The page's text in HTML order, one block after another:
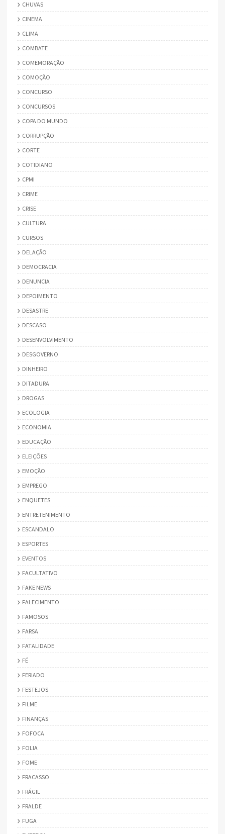
CHUVAS
CINEMA
CLIMA
COMBATE
COMEMORAÇÃO
COMOÇÃO
CONCURSO
CONCURSOS
COPA DO MUNDO
CORRUPÇÃO
CORTE
COTIDIANO
CPMI
CRIME
CRISE
CULTURA
CURSOS
DELAÇÃO
DEMOCRACIA
DENUNCIA
DEPOIMENTO
DESASTRE
DESCASO
DESENVOLVIMENTO
DESGOVERNO
DINHEIRO
DITADURA
DROGAS
ECOLOGIA
ECONOMIA
EDUCAÇÃO
ELEIÇÕES
EMOÇÃO
EMPREGO
ENQUETES
ENTRETENIMENTO
ESCANDALO
ESPORTES
EVENTOS
FACULTATIVO
FAKE NEWS
FALECIMENTO
FAMOSOS
FARSA
FATALIDADE
FÉ
FERIADO
FESTEJOS
FILME
FINANÇAS
FOFOCA
FOLIA
FOME
FRACASSO
FRÁGIL
FRALDE
FUGA